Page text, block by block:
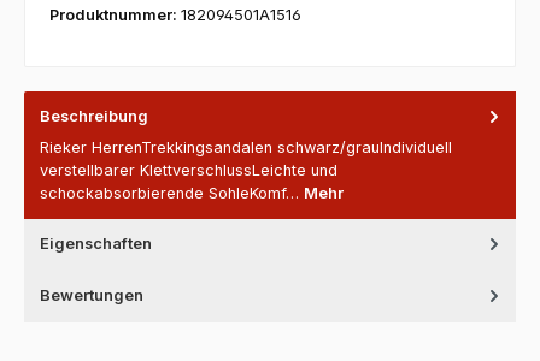
Produktnummer: 182094501A1516
Beschreibung
Rieker HerrenTrekkingsandalen schwarz/grauIndividuell
verstellbarer KlettverschlussLeichte und
schockabsorbierende SohleKomf… Mehr
Eigenschaften
Bewertungen